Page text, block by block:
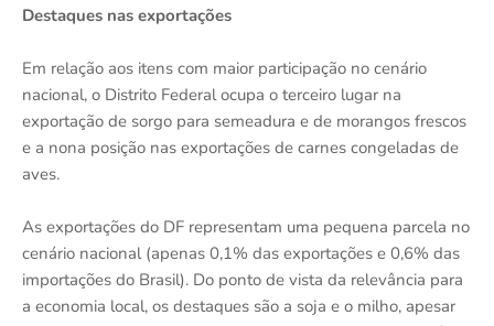
Destaques nas exportações
Em relação aos itens com maior participação no cenário
nacional, o Distrito Federal ocupa o terceiro lugar na
exportação de sorgo para semeadura e de morangos frescos
e a nona posição nas exportações de carnes congeladas de
aves.
As exportações do DF representam uma pequena parcela no
cenário nacional (apenas 0,1% das exportações e 0,6% das
importações do Brasil). Do ponto de vista da relevância para
a economia local, os destaques são a soja e o milho, apesar